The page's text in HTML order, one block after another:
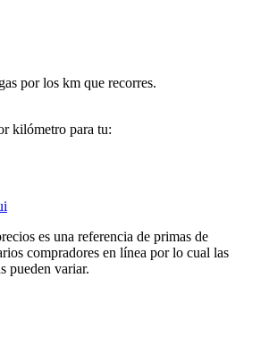
por los km que recorres.
kilómetro para tu:
es una referencia de primas de
compradores en línea por lo cual las
pueden variar.